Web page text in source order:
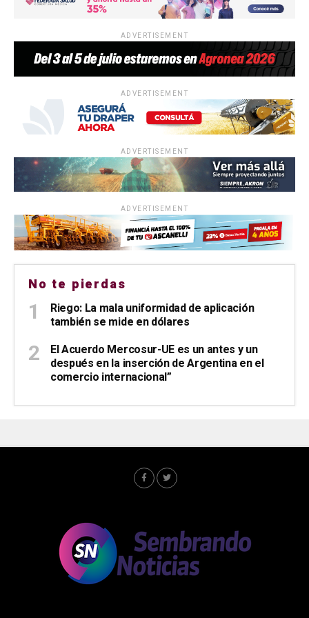
ADVERTISEMENT
ADVERTISEMENT
ADVERTISEMENT
ADVERTISEMENT
No te pierdas
Riego: La mala uniformidad de aplicación
también se mide en dólares
El Acuerdo Mercosur-UE es un antes y un
después en la inserción de Argentina en el
comercio internacional”